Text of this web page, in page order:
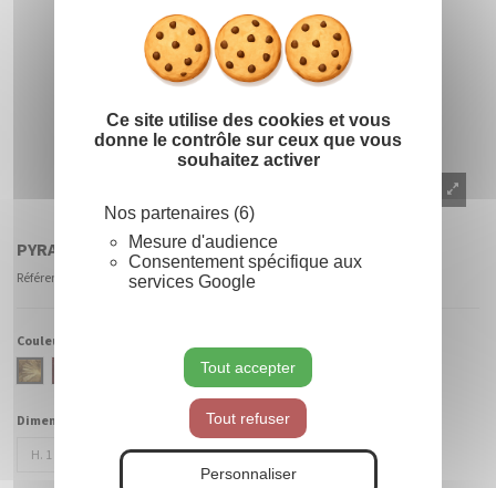
Ce site utilise des cookies et vous
donne le contrôle sur ceux que vous
souhaitez activer
Nos partenaires (6)
Mesure d'audience
Consentement spécifique aux
services Google
Tout accepter
Tout refuser
Personnaliser
PYRAMIDE GUIRLANDE EFFET MÉTALLIQUE
Référence PYR-0100-OR-MET
Couleur :
Or
Dimensions :